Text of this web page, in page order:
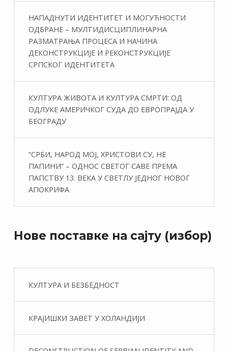
НАПАДНУТИ ИДЕНТИТЕТ И МОГУЋНОСТИ
ОДБРАНЕ – МУЛТИДИСЦИПЛИНАРНА
РАЗМАТРАЊА ПРОЦЕСА И НАЧИНА
ДЕКОНСТРУКЦИЈЕ И РЕКОНСТРУКЦИЈЕ
СРПСКОГ ИДЕНТИТЕТА
КУЛТУРА ЖИВОТА И КУЛТУРА СМРТИ: ОД
ОДЛУКЕ АМЕРИЧКОГ СУДА ДО ЕВРОПРАЈДА У
БЕОГРАДУ
“СРБИ, НАРОД МОЈ, ХРИСТОВИ СУ, НЕ
ПАПИНИ” – ОДНОС СВЕТОГ САВЕ ПРЕМА
ПАПСТВУ 13. ВЕКА У СВЕТЛУ ЈЕДНОГ НОВОГ
АПОКРИФА
Нове поставке на сајту (избор)
КУЛТУРА И БЕЗБЕДНОСТ
КРАЈИШКИ ЗАВЕТ У ХОЛАНДИЈИ